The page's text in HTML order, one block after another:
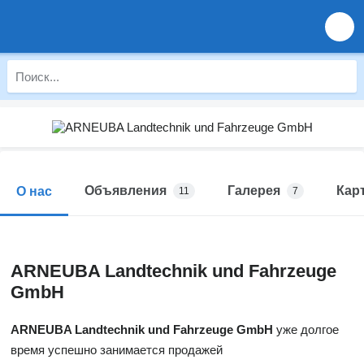
О нас Объявления 11 Галерея 7
ARNEUBA Landtechnik und Fahrzeuge
GmbH
ARNEUBA Landtechnik und Fahrzeuge GmbH уже долгое
время успешно занимается продажей